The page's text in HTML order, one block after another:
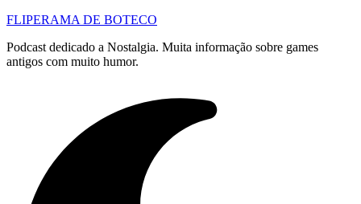
FLIPERAMA DE BOTECO
Podcast dedicado a Nostalgia. Muita informação sobre games
antigos com muito humor.